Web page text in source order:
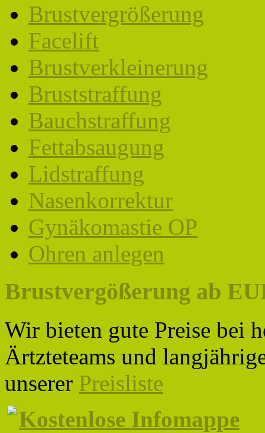
Brustvergrößerung
Facelift
Brustverkleinerung
Bruststraffung
Bauchstraffung
Fettabsaugung
Lidstraffung
Nasenkorrektur
Gynäkomastie OP
Ohren anlegen
Brustvergößerung ab
Wir bieten gute Preise bei
Ärtzteteams und
unserer Preisliste
Kostenlose Infomappe